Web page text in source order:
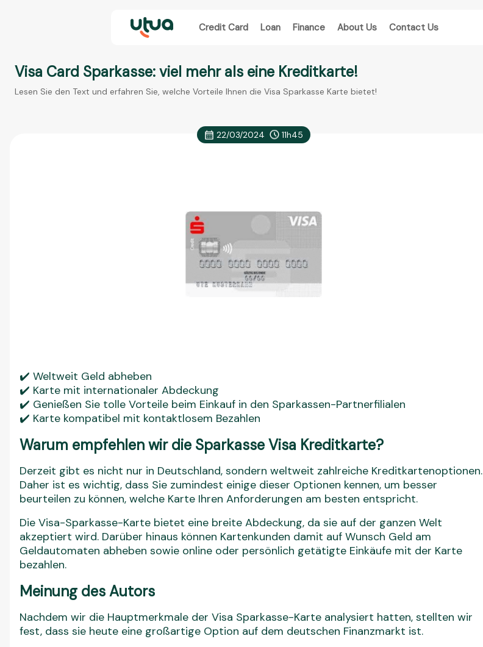
Credit Card Loan Finance About Us Contact Us
Visa Card Sparkasse: viel mehr als eine Kreditkarte!
Lesen Sie den Text und erfahren Sie, welche Vorteile Ihnen die Visa Sparkasse Karte bietet!
22/03/2024 11h45
✔️ Weltweit Geld abheben
✔️ Karte mit internationaler Abdeckung
✔️ Genießen Sie tolle Vorteile beim Einkauf in den Sparkassen-Partnerfilialen
✔️ Karte kompatibel mit kontaktlosem Bezahlen
Warum empfehlen wir die Sparkasse Visa Kreditkarte?
Derzeit gibt es nicht nur in Deutschland, sondern weltweit zahlreiche Kreditkartenoptionen.
Daher ist es wichtig, dass Sie zumindest einige dieser Optionen kennen, um besser
beurteilen zu können, welche Karte Ihren Anforderungen am besten entspricht.
Die Visa-Sparkasse-Karte bietet eine breite Abdeckung, da sie auf der ganzen Welt
akzeptiert wird. Darüber hinaus können Kartenkunden damit auf Wunsch Geld am
Geldautomaten abheben sowie online oder persönlich getätigte Einkäufe mit der Karte
bezahlen.
Meinung des Autors
Nachdem wir die Hauptmerkmale der Visa Sparkasse-Karte analysiert hatten, stellten wir
fest, dass sie heute eine großartige Option auf dem deutschen Finanzmarkt ist.